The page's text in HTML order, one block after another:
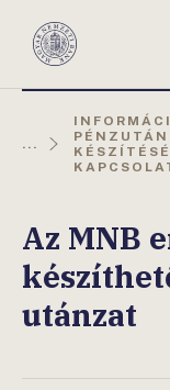
Magyar
...
Az MNB
utánzat